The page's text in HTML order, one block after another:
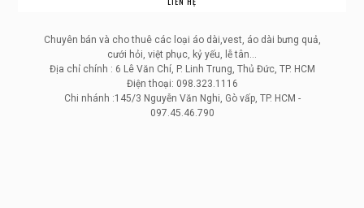
Chuyên bán và cho thuê các loại áo dài,vest, áo dài bưng quả,
cưới hỏi, việt phục, kỷ yếu, lễ tân...
Địa chỉ chính : 6 Lê Văn Chí, P. Linh Trung, Thủ Đức, TP. HCM
Điện thoại: 098.323.1116
Chi nhánh :145/3 Nguyễn Văn Nghi, Gò vấp, TP. HCM -
097.45.46.790